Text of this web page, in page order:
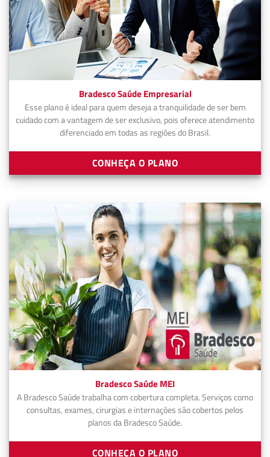
Bradesco Saúde Empresarial
Esse plano é ideal para quem deseja a tranquilidade de ser bem
cuidado com a vantagem de ser exclusivo, pois oferece atendimento
diferenciado em todas as regiões do Brasil.
CONHEÇA O PLANO
Bradesco Saúde MEI
A Bradesco Saúde trabalha com cobertura completa. Serviços como
consultas, exames, cirurgias e internações são cobertos pelos
planos da Bradesco Saúde.
CONHEÇA O PLANO